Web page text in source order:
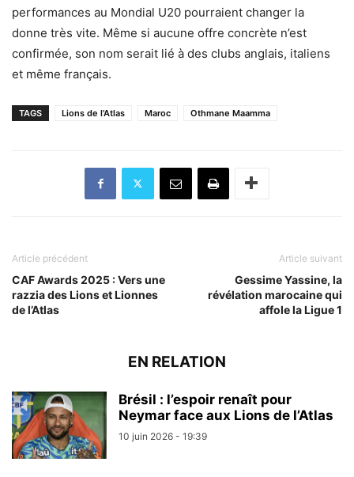
performances au Mondial U20 pourraient changer la
donne très vite. Même si aucune offre concrète n’est
confirmée, son nom serait lié à des clubs anglais, italiens
et même français.
TAGS Lions de l'Atlas Maroc Othmane Maamma
Article précédent
CAF Awards 2025 : Vers une
razzia des Lions et Lionnes
de l’Atlas
Article suivant
Gessime Yassine, la
révélation marocaine qui
affole la Ligue 1
EN RELATION
Brésil : l’espoir renaît pour
Neymar face aux Lions de l’Atlas
10 juin 2026 - 19:39